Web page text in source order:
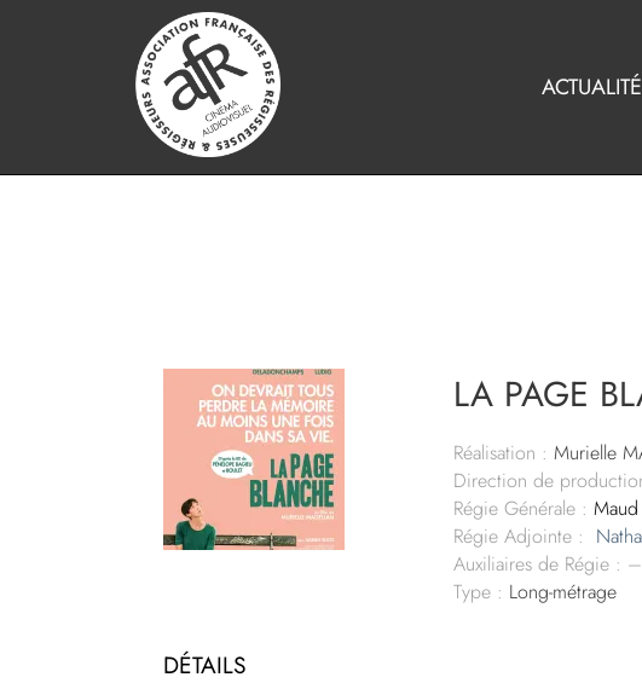
LA PAGE
Réalisation : Murielle
Direction de
Régie Générale :
Régie Adjointe :
Auxiliaires de Régie : –
Type : Long-métrage
DÉTAILS